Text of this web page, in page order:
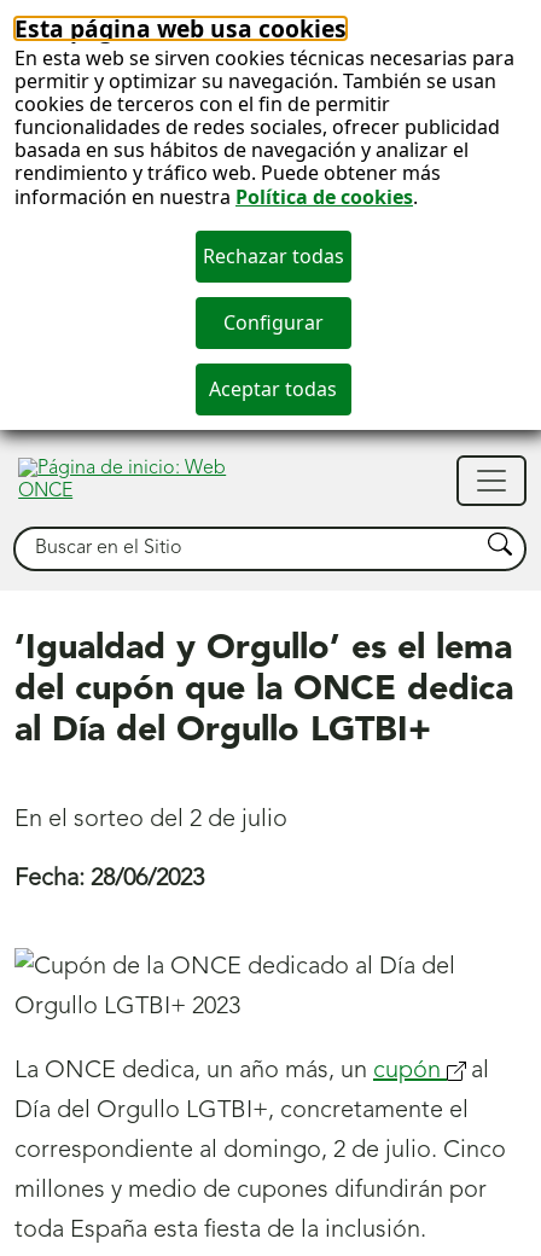
Esta página web usa cookies
En esta web se sirven cookies técnicas necesarias para
permitir y optimizar su navegación. También se usan
cookies de terceros con el fin de permitir
funcionalidades de redes sociales, ofrecer publicidad
basada en sus hábitos de navegación y analizar el
rendimiento y tráfico web. Puede obtener más
información en nuestra Política de cookies.
Buscar Buscar
‘Igualdad y Orgullo’ es el lema
del cupón que la ONCE dedica
al Día del Orgullo LGTBI+
En el sorteo del 2 de julio
Fecha: 28/06/2023
La ONCE dedica, un año más, un cupón (se
abrirá
nueva
ventana)
al
Día del Orgullo LGTBI+, concretamente el
correspondiente al domingo, 2 de julio. Cinco
millones y medio de cupones difundirán por
toda España esta fiesta de la inclusión.